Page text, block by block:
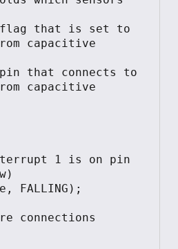
that is set to
capacitive
connects to
capacitive